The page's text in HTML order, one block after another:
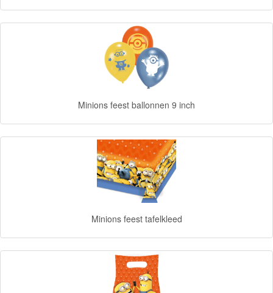
Hello
Minions
Megabloks
Minions feest ballonnen 9 inch
Minions feest tafelkleed